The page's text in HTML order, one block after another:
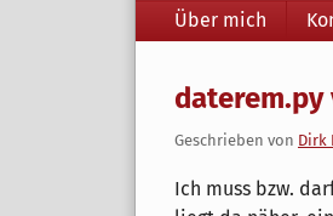
Navigation
Über mich
daterem.py
Geschrieben von Dirk
Ich muss bzw.